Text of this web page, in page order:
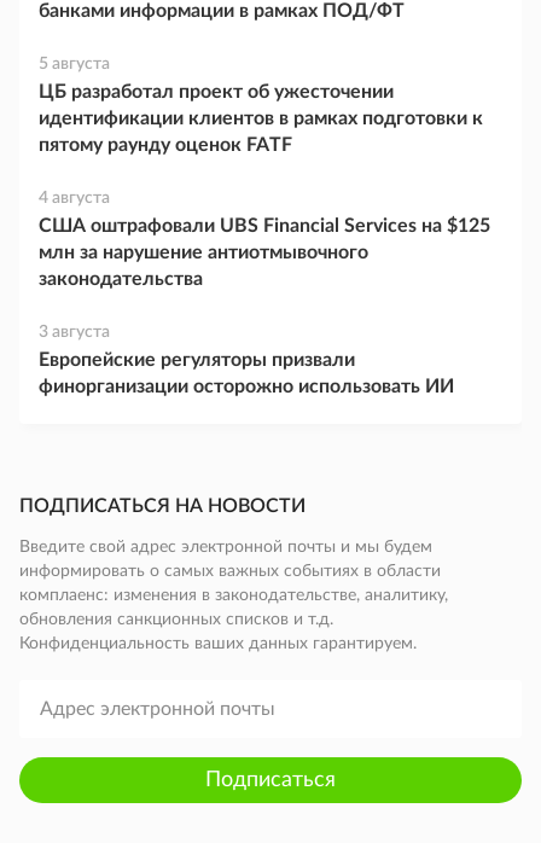
банками информации в рамках ПОД/ФТ
5 августа
ЦБ разработал проект об ужесточении
идентификации клиентов в рамках подготовки к
пятому раунду оценок FATF
4 августа
США оштрафовали UBS Financial Services на $125
млн за нарушение антиотмывочного
законодательства
3 августа
Европейские регуляторы призвали
финорганизации осторожно использовать ИИ
ПОДПИСАТЬСЯ НА НОВОСТИ
Введите свой адрес электронной почты и мы будем
информировать о самых важных событиях в области
комплаенс: изменения в законодательстве, аналитику,
обновления санкционных списков и т.д.
Конфиденциальность ваших данных гарантируем.
Подписаться